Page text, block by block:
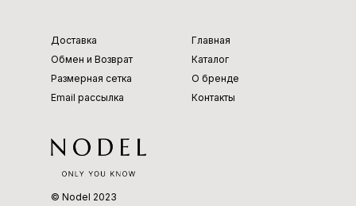
Главная
Каталог
О бренде
Контакты
Доставка
Обмен и Возврат
Размерная сетка
Email рассылка
© Nodel 2023